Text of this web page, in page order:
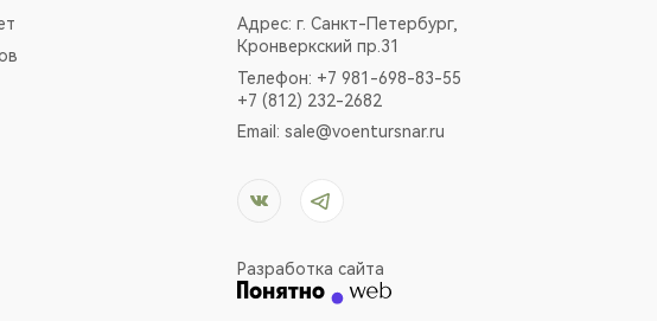
Адрес:г. Санкт-Петербург,
Кронверкский пр.31
Телефон: +7 981-698-83-55
+7 (812) 232-2682
Email:sale@voentursnar.ru
Разработка сайта